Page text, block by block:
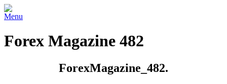
Menu
Forex Magazine 482
ForexMagazine_482.